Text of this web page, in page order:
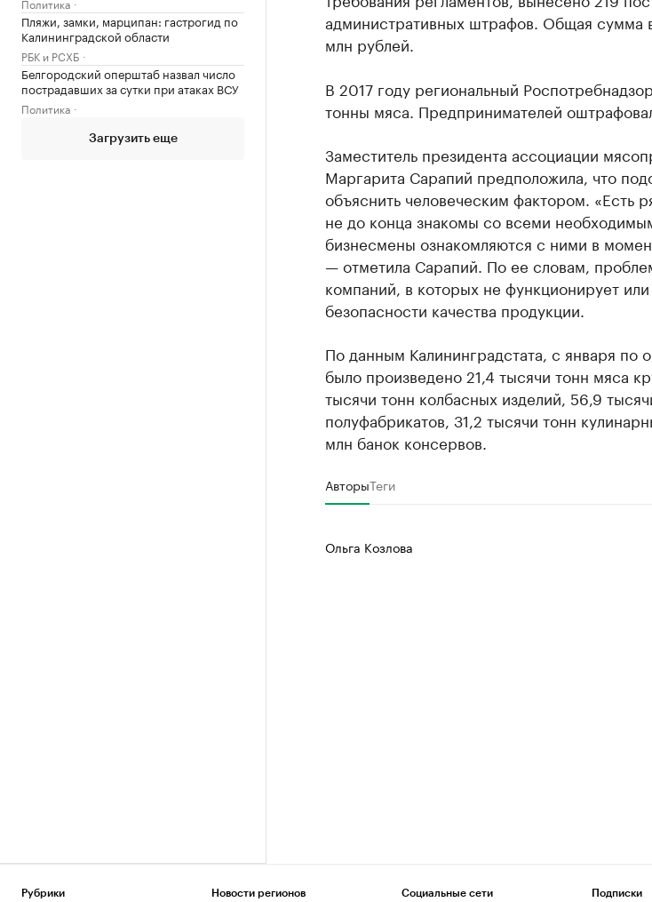
Пляжи, замки, марципан: гастрогид по
Калининградской области
РБК и РСХБ
Белгородский оперштаб назвал число
пострадавших за сутки при атаках ВСУ
Политика
Загрузить еще
административных штрафов. Общая сумма
млн рублей.
В 2017 году региональный
тонны мяса. Предпринимателей
Заместитель президента ассоциации
Маргарита Сарапий предположила, что
объяснить человеческим фактором. «Есть
не до конца знакомы со всеми
бизнесмены ознакомляются с ними в
— отметила Сарапий. По ее словам,
компаний, в которых не функционирует или
безопасности качества продукции.
По данным Калининградстата, с января по
было произведено 21,4 тысячи тонн мяса
тысячи тонн колбасных изделий, 56,9
полуфабрикатов, 31,2 тысячи тонн
млн банок консервов.
АвторыТеги
Ольга Козлова
Рубрики Новости регионов Социальные сети Подписки